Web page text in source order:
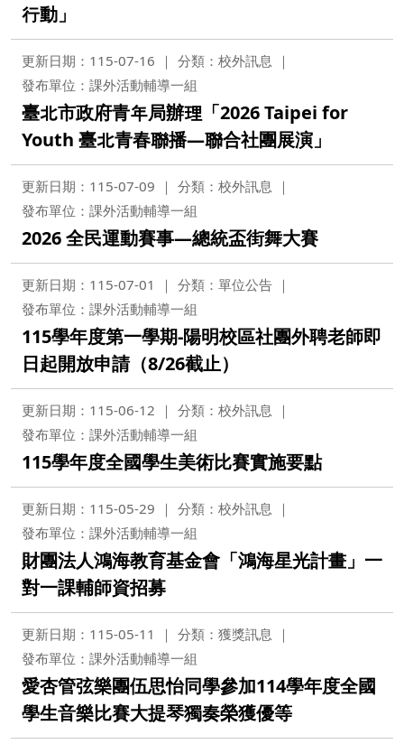
行動」
更新日期：115-07-16
分類：校外訊息
發布單位：課外活動輔導一組
臺北市政府青年局辦理「2026 Taipei for
Youth 臺北青春聯播—聯合社團展演」
更新日期：115-07-09
分類：校外訊息
發布單位：課外活動輔導一組
2026 全民運動賽事—總統盃街舞大賽
更新日期：115-07-01
分類：單位公告
發布單位：課外活動輔導一組
115學年度第一學期-陽明校區社團外聘老師即
日起開放申請（8/26截止）
更新日期：115-06-12
分類：校外訊息
發布單位：課外活動輔導一組
115學年度全國學生美術比賽實施要點
更新日期：115-05-29
分類：校外訊息
發布單位：課外活動輔導一組
財團法人鴻海教育基金會「鴻海星光計畫」一
對一課輔師資招募
更新日期：115-05-11
分類：獲獎訊息
發布單位：課外活動輔導一組
愛杏管弦樂團伍思怡同學參加114學年度全國
學生音樂比賽大提琴獨奏榮獲優等